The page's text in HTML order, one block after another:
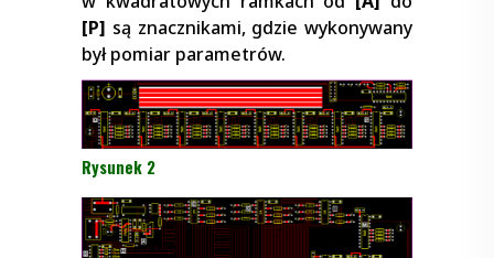
[P] są znacznikami, gdzie wykonywany
był pomiar parametrów.
Rysunek 2